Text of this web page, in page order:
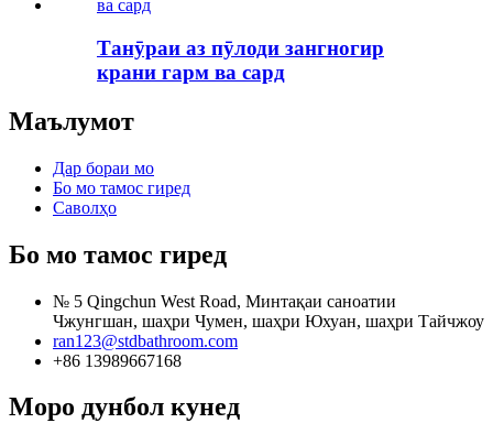
Танӯраи аз пӯлоди зангногир
крани гарм ва сард
Маълумот
Дар бораи мо
Бо мо тамос гиред
Саволҳо
Бо мо тамос гиред
№ 5 Qingchun West Road, Минтақаи саноатии
Чжунгшан, шаҳри Чумен, шаҳри Юхуан, шаҳри Тайчжоу
ran123@stdbathroom.com
+86 13989667168
Моро дунбол кунед